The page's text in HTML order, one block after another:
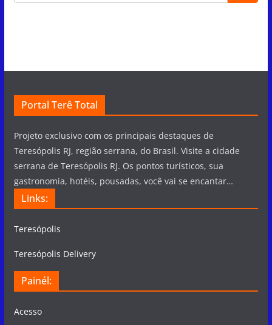
Portal Terê Total
Projeto exclusivo com os principais destaques de
Teresópolis RJ, região serrana, do Brasil. Visite a cidade
serrana de Teresópolis RJ. Os pontos turísticos, sua
gastronomia, hotéis, pousadas, você vai se encantar…
Links:
Teresópolis
Teresópolis Delivery
Painél:
Acesso